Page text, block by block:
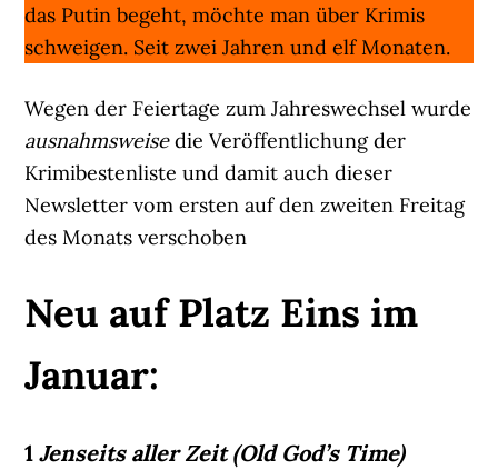
das Putin begeht, möchte man über Krimis
schweigen. Seit zwei Jahren und elf Monaten.
Wegen der Feiertage zum Jahreswechsel wurde
ausnahmsweisedie Veröffentlichung der
Krimibestenliste und damit auch dieser
Newsletter vom ersten auf den zweiten Freitag
des Monats verschoben
Neu auf Platz Eins im
Januar:
1Jenseits aller Zeit (Old God’s Time)